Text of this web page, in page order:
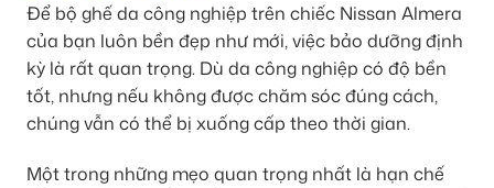
Để bộ ghế da công nghiệp trên chiếc Nissan Almera
của bạn luôn bền đẹp như mới, việc bảo dưỡng định
kỳ là rất quan trọng. Dù da công nghiệp có độ bền
tốt, nhưng nếu không được chăm sóc đúng cách,
chúng vẫn có thể bị xuống cấp theo thời gian.
Một trong những mẹo quan trọng nhất là hạn chế